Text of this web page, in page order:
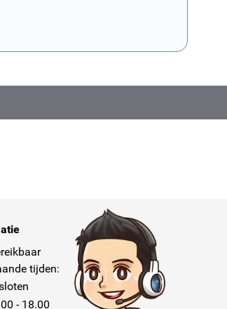
privacybeleid van Googleen de
tijden:
- 18.00